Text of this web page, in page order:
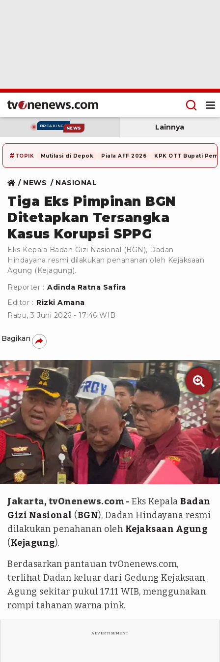
BREAKING NEWS Lainnya
# TOPIK Mutilasi di Depok Piala AFF 2026 KPK OTT Bupati
NEWS NASIONAL
Tiga Eks Pimpinan BGN
Ditetapkan Tersangka
Kasus Korupsi SPPG
Eks Kepala Badan Gizi Nasional (BGN), Dadan
Hindayana resmi dilakukan penahanan oleh Kejaksaan
Agung (Kejagung).
Reporter : Adinda Ratna Safira
Editor : Rizki Amana
Rabu, 3 Juni 2026 - 17:46 WIB
Bagikan

tvOnenews.com/Adinda Ratna Safira
Jakarta, tvOnenews.com - Eks Kepala Badan
Gizi Nasional (BGN), Dadan Hindayana resmi
dilakukan penahanan oleh Kejaksaan Agung
(Kejagung).
Berdasarkan pantauan tvOnenews.com,
terlihat Dadan keluar dari Gedung Kejaksaan
Agung sekitar pukul 17.11 WIB, menggunakan
rompi tahanan warna pink.
ADVERTISEMENT